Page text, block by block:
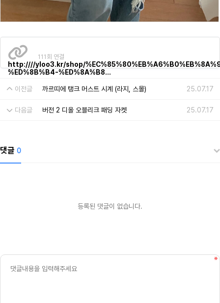
http:////yloo3.kr/shop/
%ED%8B%B4-%ED%8A%B8…
111회 연결
이전글 까르띠에 탱크 머스트 시계 (라지, 스몰) 25.07.17
다음글 버전 2 디올 오블리크 패딩 자켓 25.07.17
댓글 0
등록된 댓글이 없습니다.